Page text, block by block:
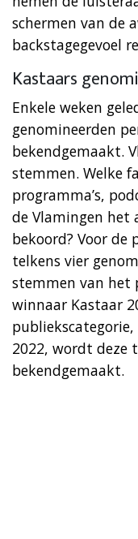
schermen van de
backstagegevoel
Kastaars
Enkele weken
genomineerden
bekendgemaakt.
stemmen. Welke
programma’s,
de Vlamingen het
bekoord? Voor de
telkens vier
stemmen van het
winnaar Kastaar
2022, wordt deze
bekendgemaakt.